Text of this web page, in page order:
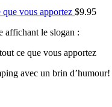
vous apportez $9.95
affichant le slogan :
ce que vous apportez
avec un brin d’humour!